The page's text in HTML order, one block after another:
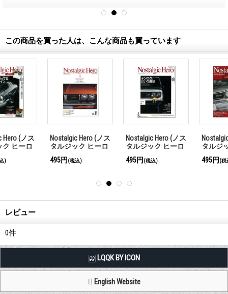
この商品を買った人は、こんな商品も買っています
Nostalgic Hero (ノス
タルジック ヒーロ
Nostalgic Hero (ノス
タルジック ヒーロ
Nostalgic Hero (ノス
タルジック ヒーロ
レビュー
0件
LQQK BY ICON
English Website